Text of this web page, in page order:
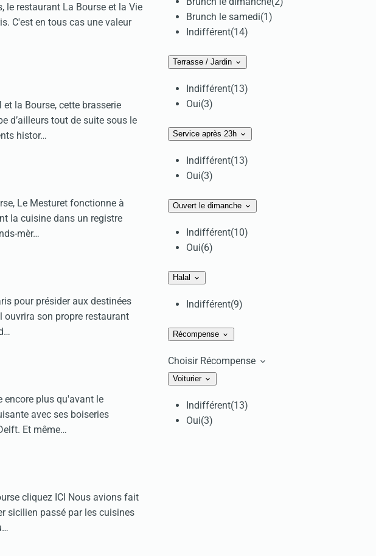
le restaurant La Bourse et la Vie
C'est en tous cas une valeur
la Bourse, cette brasserie
d’ailleurs tout de suite sous le
histor…
Le Mesturet fonctionne à
la cuisine dans un registre
mèr…
pour présider aux destinées
son propre restaurant
encore plus qu'avant le
avec ses boiseries
Et même…
cliquez ICI Nous avions fait
sicilien passé par les cuisines
Brunch le samedi(1)
Indifférent(14)
Terrasse / Jardin
Indifférent(13)
Oui(3)
Service après 23h
Indifférent(13)
Oui(3)
Ouvert le dimanche
Indifférent(10)
Oui(6)
Halal
Indifférent(9)
Récompense
Choisir Récompense
Voiturier
Indifférent(13)
Oui(3)